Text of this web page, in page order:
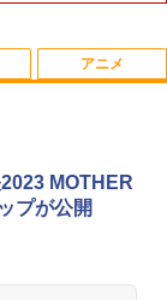
ナログスティッ
デュアルセン
コロンバスサ
イ・ストーリー
ス|オンライン
エディション
Japan
ス コントロー
アニメ
編 第一章 猗
MOTHER
プが公開